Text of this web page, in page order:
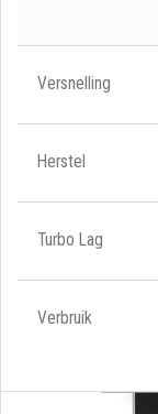
Versnelling
Herstel
Turbo Lag
Verbruik